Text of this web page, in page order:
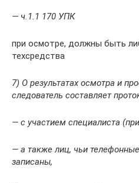
— ч.1.1 170 УПК
при осмотре, должны быть
техсредства
7) О результатах осмотра и
следователь составляет
— с участием специалиста
— а также лиц, чьи
записаны,